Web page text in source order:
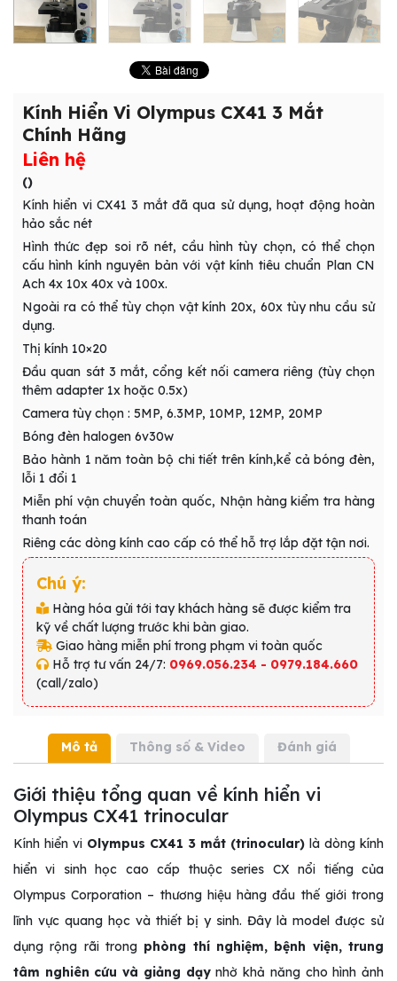
Kính Hiển Vi Olympus CX41 3 Mắt
Chính Hãng
Liên hệ
()
Kính hiển vi CX41 3 mắt đã qua sử dụng, hoạt động hoàn
hảo sắc nét
Hình thức đẹp soi rõ nét, cầu hình tùy chọn, có thể chọn
cấu hình kính nguyên bản với vật kính tiêu chuẩn Plan CN
Ach 4x 10x 40x và 100x.
Ngoài ra có thể tùy chọn vật kính 20x, 60x tùy nhu cầu sử
dụng.
Thị kính 10×20
Đầu quan sát 3 mắt, cổng kết nối camera riêng (tùy chọn
thêm adapter 1x hoặc 0.5x)
Camera tùy chọn : 5MP, 6.3MP, 10MP, 12MP, 20MP
Bóng đèn halogen 6v30w
Bảo hành 1 năm toàn bộ chi tiết trên kính,kể cả bóng đèn,
lỗi 1 đổi 1
Miễn phí vận chuyển toàn quốc, Nhận hàng kiểm tra hàng
thanh toán
Riêng các dòng kính cao cấp có thể hỗ trợ lắp đặt tận nơi.
Chú ý:
Hàng hóa gửi tới tay khách hàng sẽ được kiểm tra
kỹ về chất lượng trước khi bàn giao.
Giao hàng miễn phí trong phạm vi toàn quốc
Hỗ trợ tư vấn 24/7: 0969.056.234 - 0979.184.660
(call/zalo)
Mô tả Thông số & Video Đánh giá
Giới thiệu tổng quan về kính hiển vi
Olympus CX41 trinocular
Kính hiển vi Olympus CX41 3 mắt (trinocular) là dòng kính
hiển vi sinh học cao cấp thuộc series CX nổi tiếng của
Olympus Corporation – thương hiệu hàng đầu thế giới trong
lĩnh vực quang học và thiết bị y sinh. Đây là model được sử
dụng rộng rãi trong phòng thí nghiệm, bệnh viện, trung
tâm nghiên cứu và giảng dạynhờ khả năng cho hình ảnh